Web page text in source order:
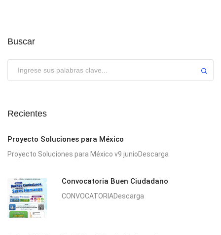
Buscar
Recientes
Proyecto Soluciones para México
Proyecto Soluciones para México v9 junioDescarga
Convocatoria Buen Ciudadano
CONVOCATORIADescarga